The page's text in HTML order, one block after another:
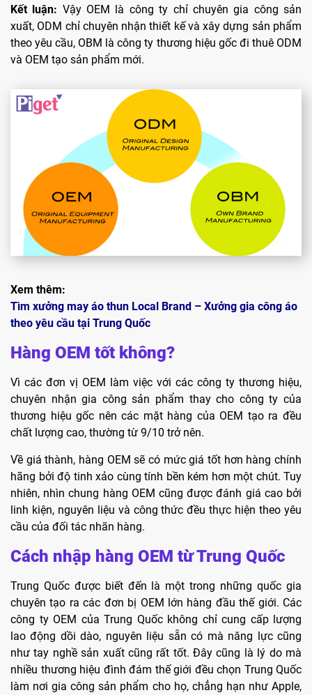
Kết luận: Vậy OEM là công ty chỉ chuyên gia công sản
xuất, ODM chỉ chuyên nhận thiết kế và xây dựng sản phẩm
theo yêu cầu, OBM là công ty thương hiệu gốc đi thuê ODM
và OEM tạo sản phẩm mới.
Xem thêm:
Tìm xưởng may áo thun Local Brand – Xưởng gia công áo
theo yêu cầu tại Trung Quốc
Hàng OEM tốt không?
Vì các đơn vị OEM làm việc với các công ty thương hiệu,
chuyên nhận gia công sản phẩm thay cho công ty của
thương hiệu gốc nên các mặt hàng của OEM tạo ra đều
chất lượng cao, thường từ 9/10 trở nên.
Về giá thành, hàng OEM sẽ có mức giá tốt hơn hàng chính
hãng bởi độ tinh xảo cùng tính bền kém hơn một chút. Tuy
nhiên, nhìn chung hàng OEM cũng được đánh giá cao bởi
linh kiện, nguyên liệu và công thức đều thực hiện theo yêu
cầu của đối tác nhãn hàng.
Cách nhập hàng OEM từ Trung Quốc
Trung Quốc được biết đến là một trong những quốc gia
chuyên tạo ra các đơn bị OEM lớn hàng đầu thế giới. Các
công ty OEM của Trung Quốc không chỉ cung cấp lượng
lao động dồi dào, nguyên liệu sẵn có mà năng lực cũng
như tay nghề sản xuất cũng rất tốt. Đây cũng là lý do mà
nhiều thương hiệu đình đám thế giới đều chọn Trung Quốc
làm nơi gia công sản phẩm cho họ, chẳng hạn như Apple,